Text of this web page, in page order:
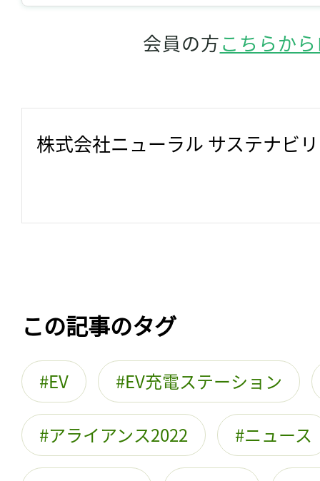
会員の方こちらか
株式会社ニューラル サステナビ
この記事のタグ
EV EV充電ステーション
アライアンス2022 ニュース